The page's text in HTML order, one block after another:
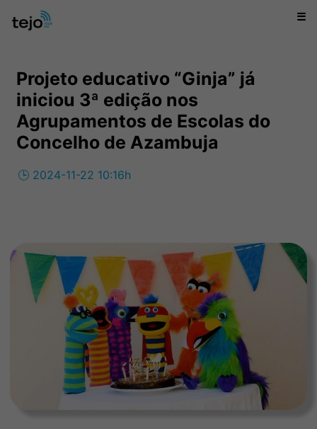
☰
Projeto educativo “Ginja” já
iniciou 3ª edição nos
Agrupamentos de Escolas do
Concelho de Azambuja
🕒 2024-11-22 10:16h